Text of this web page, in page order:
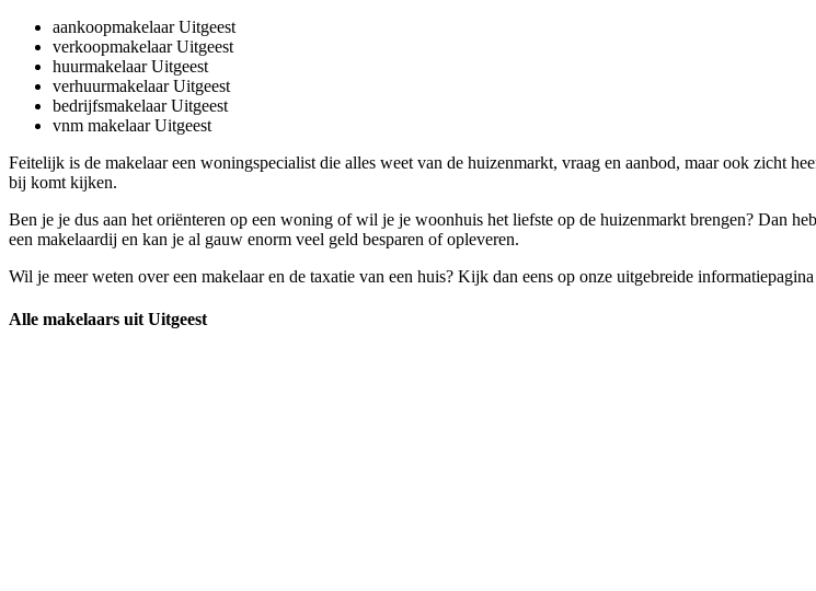
aankoopmakelaar Uitgeest
verkoopmakelaar Uitgeest
huurmakelaar Uitgeest
verhuurmakelaar Uitgeest
bedrijfsmakelaar Uitgeest
vnm makelaar Uitgeest
Feitelijk is de makelaar een woningspecialist die alles weet van de huizenmarkt, vraag en aanbod, maar ook zicht
bij komt kijken.
Ben je je dus aan het oriënteren op een woning of wil je je woonhuis het liefste op de huizenmarkt brengen? Dan
een makelaardij en kan je al gauw enorm veel geld besparen of opleveren.
Wil je meer weten over een makelaar en de taxatie van een huis? Kijk dan eens op onze uitgebreide
Alle makelaars uit Uitgeest